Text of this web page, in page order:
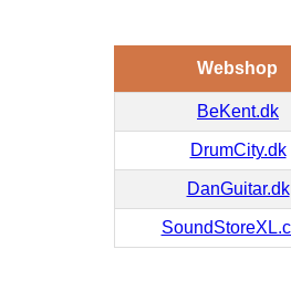
Webshop
BeKent.dk
DrumCity.dk
DanGuitar.dk